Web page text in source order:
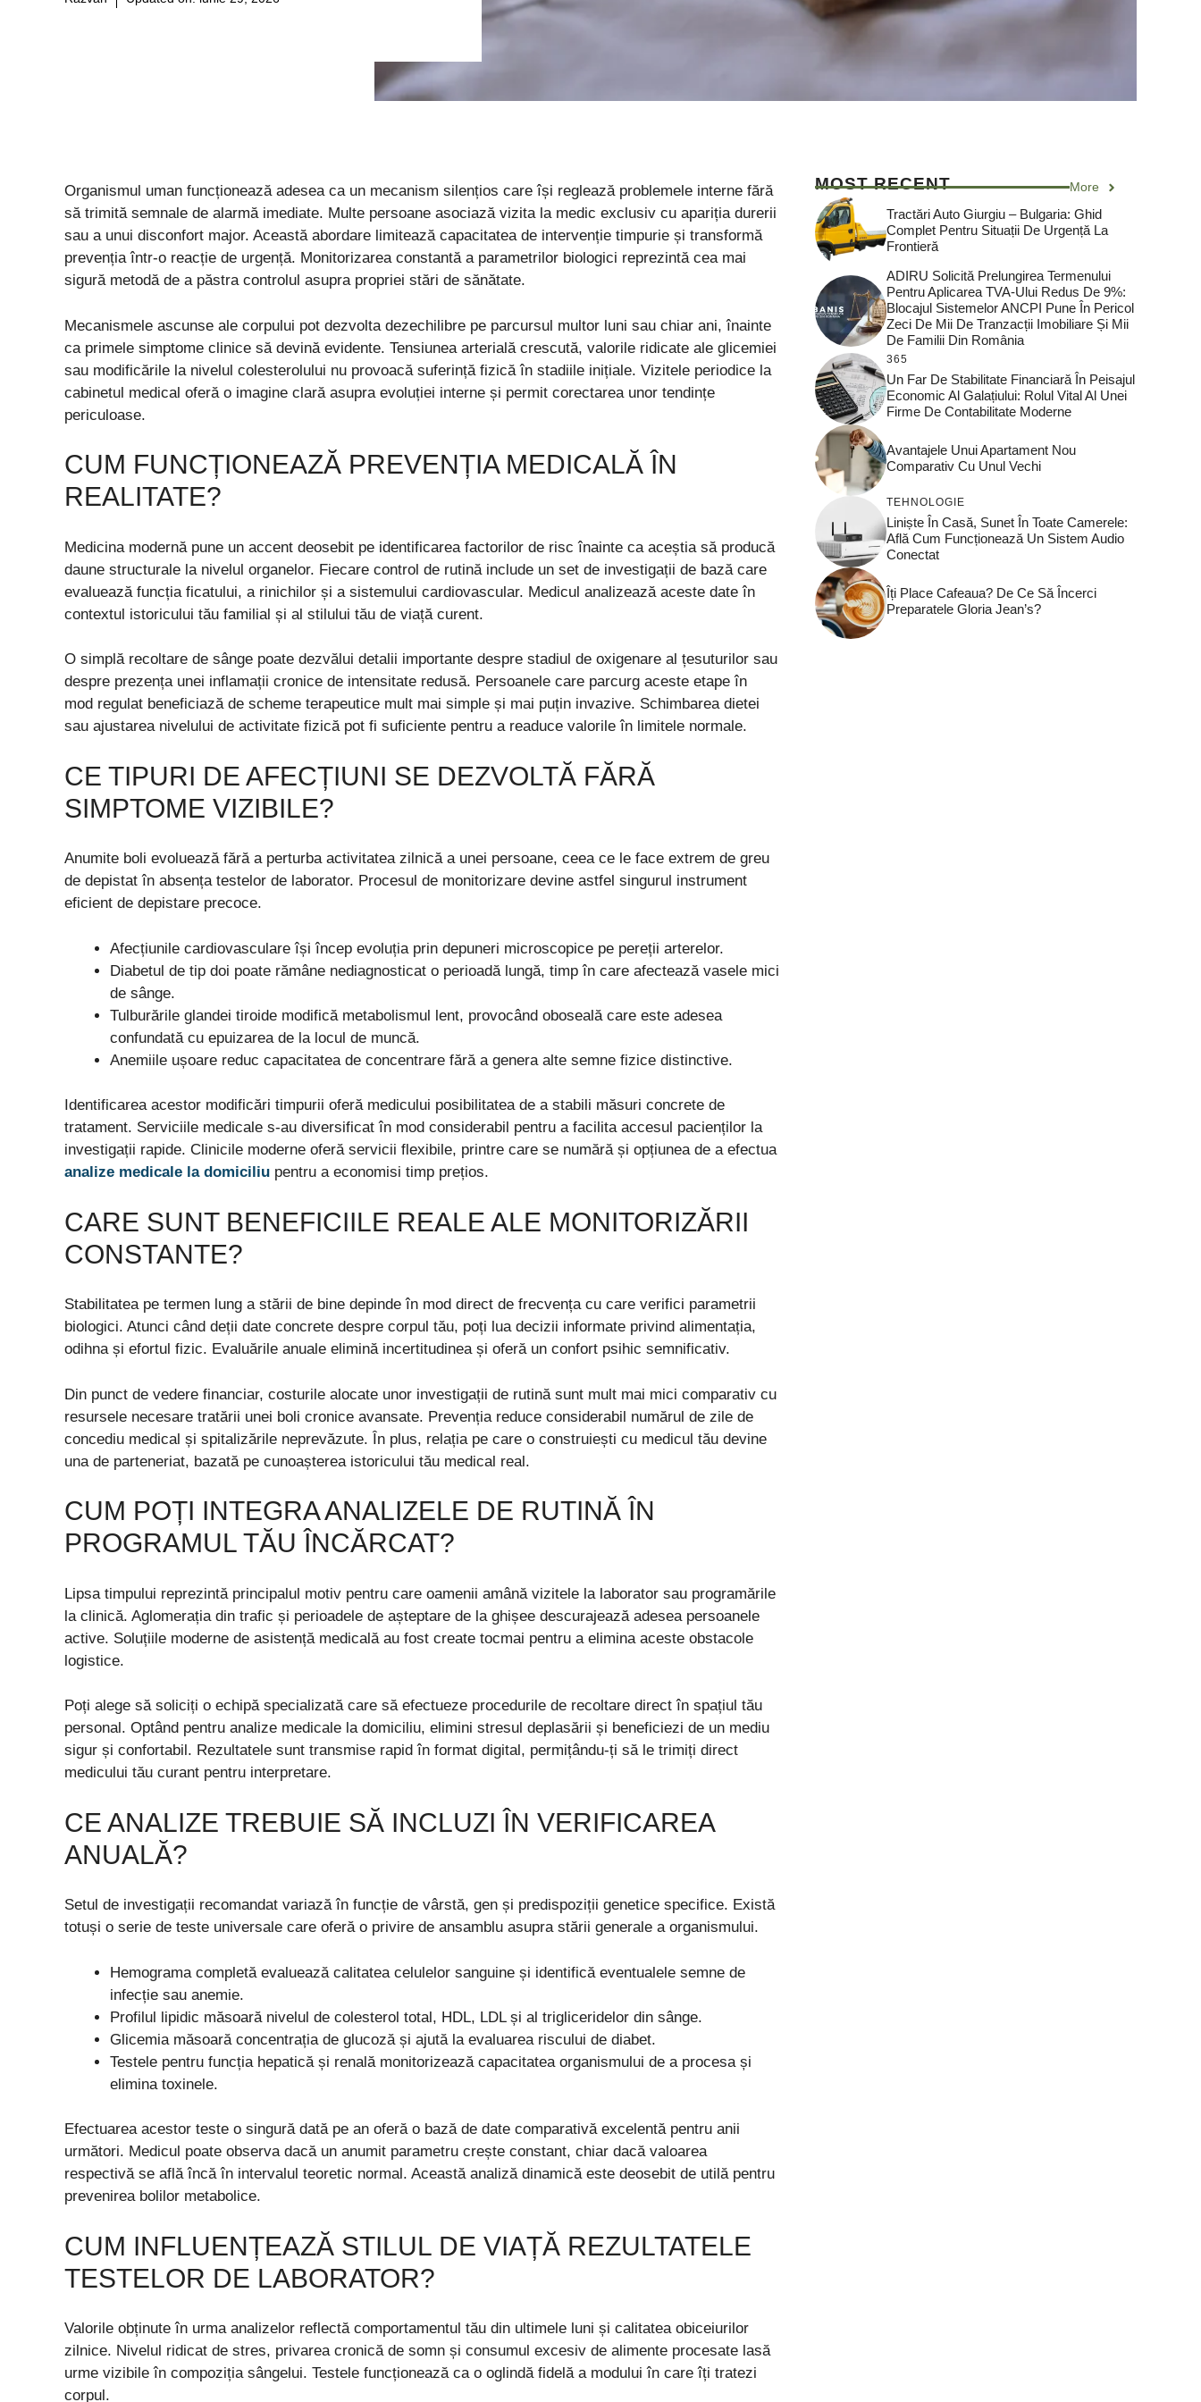
Organismul uman funcționează adesea ca un mecanism silențios care își reglează problemele interne fără
să trimită semnale de alarmă imediate. Multe persoane asociază vizita la medic exclusiv cu apariția durerii
sau a unui disconfort major. Această abordare limitează capacitatea de intervenție timpurie și transformă
prevenția într-o reacție de urgență. Monitorizarea constantă a parametrilor biologici reprezintă cea mai
sigură metodă de a păstra controlul asupra propriei stări de sănătate.
Mecanismele ascunse ale corpului pot dezvolta dezechilibre pe parcursul multor luni sau chiar ani, înainte
ca primele simptome clinice să devină evidente. Tensiunea arterială crescută, valorile ridicate ale glicemiei
sau modificările la nivelul colesterolului nu provoacă suferință fizică în stadiile inițiale. Vizitele periodice la
cabinetul medical oferă o imagine clară asupra evoluției interne și permit corectarea unor tendințe
periculoase.
CUM FUNCȚIONEAZĂ PREVENȚIA MEDICALĂ ÎN
REALITATE?
Medicina modernă pune un accent deosebit pe identificarea factorilor de risc înainte ca aceștia să producă
daune structurale la nivelul organelor. Fiecare control de rutină include un set de investigații de bază care
evaluează funcția ficatului, a rinichilor și a sistemului cardiovascular. Medicul analizează aceste date în
contextul istoricului tău familial și al stilului tău de viață curent.
O simplă recoltare de sânge poate dezvălui detalii importante despre stadiul de oxigenare al țesuturilor sau
despre prezența unei inflamații cronice de intensitate redusă. Persoanele care parcurg aceste etape în
mod regulat beneficiază de scheme terapeutice mult mai simple și mai puțin invazive. Schimbarea dietei
sau ajustarea nivelului de activitate fizică pot fi suficiente pentru a readuce valorile în limitele normale.
CE TIPURI DE AFECȚIUNI SE DEZVOLTĂ FĂRĂ
SIMPTOME VIZIBILE?
Anumite boli evoluează fără a perturba activitatea zilnică a unei persoane, ceea ce le face extrem de greu
de depistat în absența testelor de laborator. Procesul de monitorizare devine astfel singurul instrument
eficient de depistare precoce.
Afecțiunile cardiovasculare își încep evoluția prin depuneri microscopice pe pereții arterelor.
Diabetul de tip doi poate rămâne nediagnosticat o perioadă lungă, timp în care afectează vasele mici
de sânge.
Tulburările glandei tiroide modifică metabolismul lent, provocând oboseală care este adesea
confundată cu epuizarea de la locul de muncă.
Anemiile ușoare reduc capacitatea de concentrare fără a genera alte semne fizice distinctive.
Identificarea acestor modificări timpurii oferă medicului posibilitatea de a stabili măsuri concrete de
tratament. Serviciile medicale s-au diversificat în mod considerabil pentru a facilita accesul pacienților la
investigații rapide. Clinicile moderne oferă servicii flexibile, printre care se numără și opțiunea de a efectua
analize medicale la domiciliu pentru a economisi timp prețios.
CARE SUNT BENEFICIILE REALE ALE MONITORIZĂRII
CONSTANTE?
Stabilitatea pe termen lung a stării de bine depinde în mod direct de frecvența cu care verifici parametrii
biologici. Atunci când deții date concrete despre corpul tău, poți lua decizii informate privind alimentația,
odihna și efortul fizic. Evaluările anuale elimină incertitudinea și oferă un confort psihic semnificativ.
Din punct de vedere financiar, costurile alocate unor investigații de rutină sunt mult mai mici comparativ cu
resursele necesare tratării unei boli cronice avansate. Prevenția reduce considerabil numărul de zile de
concediu medical și spitalizările neprevăzute. În plus, relația pe care o construiești cu medicul tău devine
una de parteneriat, bazată pe cunoașterea istoricului tău medical real.
CUM POȚI INTEGRA ANALIZELE DE RUTINĂ ÎN
PROGRAMUL TĂU ÎNCĂRCAT?
Lipsa timpului reprezintă principalul motiv pentru care oamenii amână vizitele la laborator sau programările
la clinică. Aglomerația din trafic și perioadele de așteptare de la ghișee descurajează adesea persoanele
active. Soluțiile moderne de asistență medicală au fost create tocmai pentru a elimina aceste obstacole
logistice.
Poți alege să soliciți o echipă specializată care să efectueze procedurile de recoltare direct în spațiul tău
personal. Optând pentru analize medicale la domiciliu, elimini stresul deplasării și beneficiezi de un mediu
sigur și confortabil. Rezultatele sunt transmise rapid în format digital, permițându-ți să le trimiți direct
medicului tău curant pentru interpretare.
CE ANALIZE TREBUIE SĂ INCLUZI ÎN VERIFICAREA
ANUALĂ?
Setul de investigații recomandat variază în funcție de vârstă, gen și predispoziții genetice specifice. Există
totuși o serie de teste universale care oferă o privire de ansamblu asupra stării generale a organismului.
Hemograma completă evaluează calitatea celulelor sanguine și identifică eventualele semne de
infecție sau anemie.
Profilul lipidic măsoară nivelul de colesterol total, HDL, LDL și al trigliceridelor din sânge.
Glicemia măsoară concentrația de glucoză și ajută la evaluarea riscului de diabet.
Testele pentru funcția hepatică și renală monitorizează capacitatea organismului de a procesa și
elimina toxinele.
Efectuarea acestor teste o singură dată pe an oferă o bază de date comparativă excelentă pentru anii
următori. Medicul poate observa dacă un anumit parametru crește constant, chiar dacă valoarea
respectivă se află încă în intervalul teoretic normal. Această analiză dinamică este deosebit de utilă pentru
prevenirea bolilor metabolice.
CUM INFLUENȚEAZĂ STILUL DE VIAȚĂ REZULTATELE
TESTELOR DE LABORATOR?
Valorile obținute în urma analizelor reflectă comportamentul tău din ultimele luni și calitatea obiceiurilor
zilnice. Nivelul ridicat de stres, privarea cronică de somn și consumul excesiv de alimente procesate lasă
urme vizibile în compoziția sângelui. Testele funcționează ca o oglindă fidelă a modului în care îți tratezi
corpul.
MOST RECENT More
Tractări Auto Giurgiu – Bulgaria: Ghid
Complet Pentru Situații De Urgență La
Frontieră
ADIRU Solicită Prelungirea Termenului
Pentru Aplicarea TVA-Ului Redus De 9%:
Blocajul Sistemelor ANCPI Pune În Pericol
Zeci De Mii De Tranzacții Imobiliare Și Mii
De Familii Din România
365
Un Far De Stabilitate Financiară În Peisajul
Economic Al Galațiului: Rolul Vital Al Unei
Firme De Contabilitate Moderne
Avantajele Unui Apartament Nou
Comparativ Cu Unul Vechi
TEHNOLOGIE
Liniște În Casă, Sunet În Toate Camerele:
Află Cum Funcționează Un Sistem Audio
Conectat
Îți Place Cafeaua? De Ce Să Încerci
Preparatele Gloria Jean’s?